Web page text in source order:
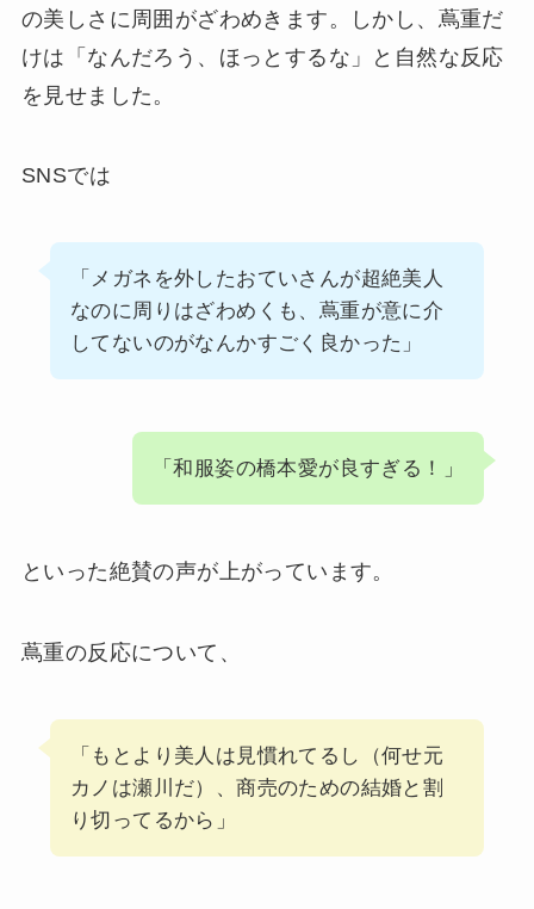
の美しさに周囲がざわめきます。しかし、蔦重だ
けは「なんだろう、ほっとするな」と自然な反応
を見せました。
SNSでは
「メガネを外したおていさんが超絶美人
なのに周りはざわめくも、蔦重が意に介
してないのがなんかすごく良かった」
「和服姿の橋本愛が良すぎる！」
といった絶賛の声が上がっています。
蔦重の反応について、
「もとより美人は見慣れてるし（何せ元
カノは瀬川だ）、商売のための結婚と割
り切ってるから」